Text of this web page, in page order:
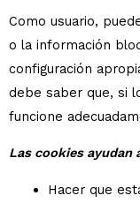
Como usuario,
o la información
configuración
debe saber que, si
funcione
Las cookies ayudan
Hacer que